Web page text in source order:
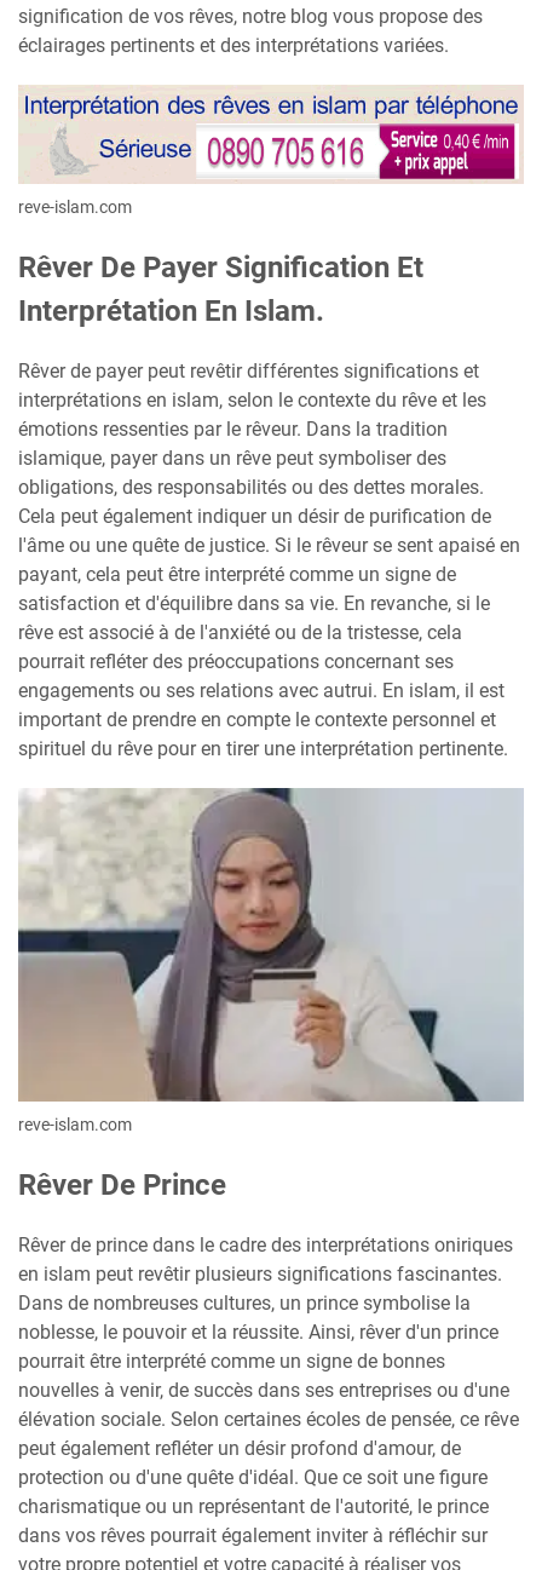
signification de vos rêves, notre blog vous propose des
éclairages pertinents et des interprétations variées.
reve-islam.com
Rêver De Payer Signification Et
Interprétation En Islam.
Rêver de payer peut revêtir différentes significations et
interprétations en islam, selon le contexte du rêve et les
émotions ressenties par le rêveur. Dans la tradition
islamique, payer dans un rêve peut symboliser des
obligations, des responsabilités ou des dettes morales.
Cela peut également indiquer un désir de purification de
l'âme ou une quête de justice. Si le rêveur se sent apaisé en
payant, cela peut être interprété comme un signe de
satisfaction et d'équilibre dans sa vie. En revanche, si le
rêve est associé à de l'anxiété ou de la tristesse, cela
pourrait refléter des préoccupations concernant ses
engagements ou ses relations avec autrui. En islam, il est
important de prendre en compte le contexte personnel et
spirituel du rêve pour en tirer une interprétation pertinente.
reve-islam.com
Rêver De Prince
Rêver de prince dans le cadre des interprétations oniriques
en islam peut revêtir plusieurs significations fascinantes.
Dans de nombreuses cultures, un prince symbolise la
noblesse, le pouvoir et la réussite. Ainsi, rêver d'un prince
pourrait être interprété comme un signe de bonnes
nouvelles à venir, de succès dans ses entreprises ou d'une
élévation sociale. Selon certaines écoles de pensée, ce rêve
peut également refléter un désir profond d'amour, de
protection ou d'une quête d'idéal. Que ce soit une figure
charismatique ou un représentant de l'autorité, le prince
dans vos rêves pourrait également inviter à réfléchir sur
votre propre potentiel et votre capacité à réaliser vos